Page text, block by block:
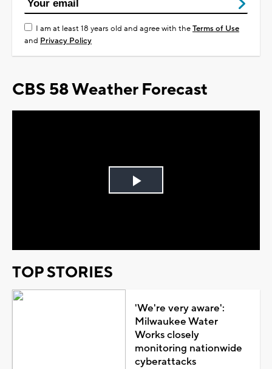
I am at least 18 years old and agree with theTerms of Use
and Privacy Policy
CBS 58 Weather Forecast
Play
TOP STORIES
'We're very aware':
Milwaukee Water
Works closely
monitoring nationwide
cyberattacks